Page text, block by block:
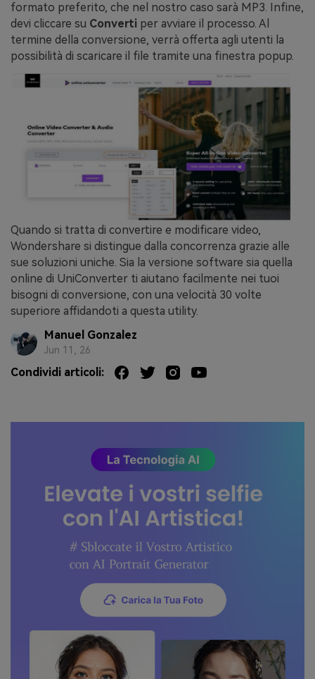
formato preferito, che nel nostro caso sarà MP3. Infine,
devi cliccare su Converti per avviare il processo. Al
termine della conversione, verrà offerta agli utenti la
possibilità di scaricare il file tramite una finestra popup.
Quando si tratta di convertire e modificare video,
Wondershare si distingue dalla concorrenza grazie alle
sue soluzioni uniche. Sia la versione software sia quella
online di UniConverter ti aiutano facilmente nei tuoi
bisogni di conversione, con una velocità 30 volte
superiore affidandoti a questa utility.
Manuel Gonzalez
Jun 11, 26
Condividi articoli: